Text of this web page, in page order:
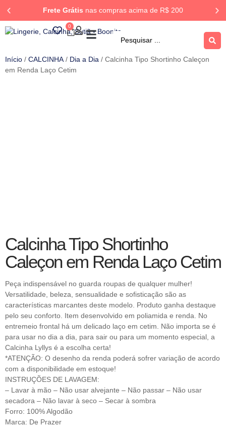
Frete Grátis nas compras acima de R$ 200
0
Início / CALCINHA / Dia a Dia / Calcinha Tipo Shortinho Caleçon
em Renda Laço Cetim
Calcinha Tipo Shortinho
Caleçon em Renda Laço Cetim
Peça indispensável no guarda roupas de qualquer mulher!
Versatilidade, beleza, sensualidade e sofisticação são as
características marcantes deste modelo. Produto ganha destaque
pelo seu conforto. Item desenvolvido em poliamida e renda. No
entremeio frontal há um delicado laço em cetim. Não importa se é
para usar no dia a dia, para sair ou para um momento especial, a
Calcinha Lyllys é a escolha certa!
*ATENÇÃO: O desenho da renda poderá sofrer variação de acordo
com a disponibilidade em estoque!
INSTRUÇÕES DE LAVAGEM:
– Lavar à mão – Não usar alvejante – Não passar – Não usar
secadora – Não lavar à seco – Secar à sombra
Forro: 100% Algodão
Marca: De Prazer